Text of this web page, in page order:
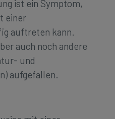
ist ein Symptom,
einer
auftreten kann.
auch noch andere
und
aufgefallen.